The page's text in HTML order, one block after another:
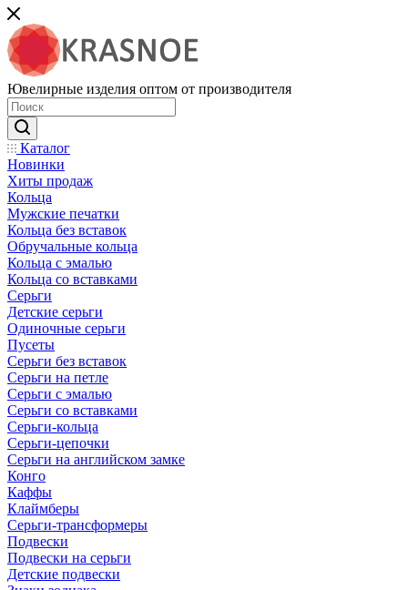
Ювелирные изделия оптом от производителя
Каталог
Новинки
Хиты продаж
Кольца
Мужские печатки
Кольца без вставок
Обручальные кольца
Кольца с эмалью
Кольца со вставками
Серьги
Детские серьги
Одиночные серьги
Пусеты
Серьги без вставок
Серьги на петле
Серьги с эмалью
Серьги со вставками
Серьги-кольца
Серьги-цепочки
Серьги на английском замке
Конго
Каффы
Клаймберы
Серьги-трансформеры
Подвески
Подвески на серьги
Детские подвески